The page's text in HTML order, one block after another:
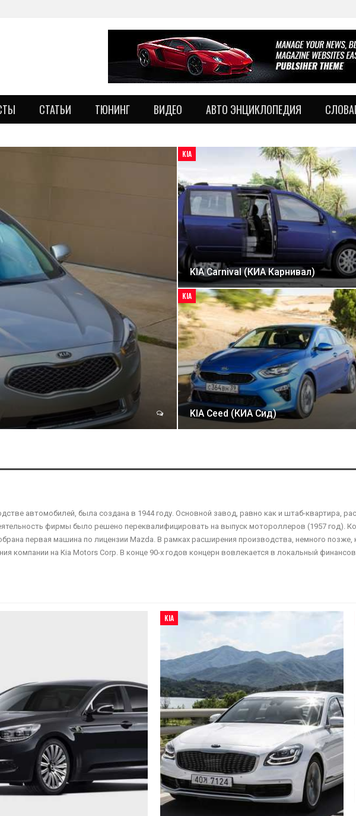
СТАТЬИ ТЮНИНГ ВИДЕО АВТО ЭНЦИКЛОПЕДИЯ
KIA
KIA Carnival (КИА Карнивал)
KIA
KIA Ceed (КИА Сид)
автомобилей, была создана в 1944 году. Основной завод, равно как и штаб-квартира,
фирмы было решено переквалифицировать на выпуск мотороллеров (1957 год).
первая машина по лицензии Mazda. В рамках расширения производства, немного
компании на Kia Motors Corp. В конце 90-х годов концерн вовлекается в локальный
KIA